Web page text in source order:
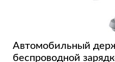
Автомобильный
беспроводной